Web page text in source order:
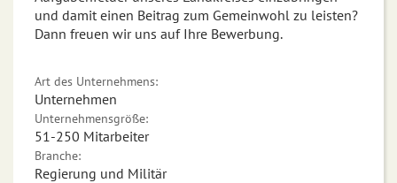
und damit einen Beitrag zum Gemeinwohl zu leisten?
Dann freuen wir uns auf Ihre Bewerbung.
Art des Unternehmens:
Unternehmen
Unternehmensgröße:
51-250 Mitarbeiter
Branche:
Regierung und Militär